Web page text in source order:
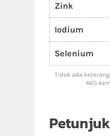
Zink
Iodium
Selenium
Tidak ada
AKG